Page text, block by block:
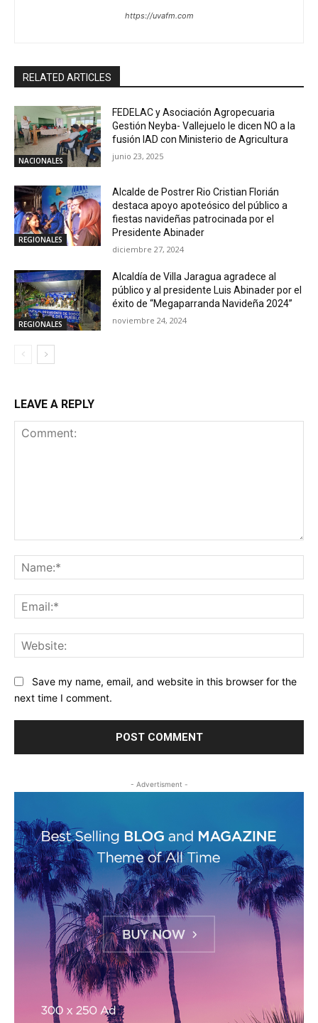
https://uvafm.com
RELATED ARTICLES
NACIONALES
FEDELAC y Asociación Agropecuaria
Gestión Neyba- Vallejuelo le dicen NO a la
fusión IAD con Ministerio de Agricultura
junio 23, 2025
REGIONALES
Alcalde de Postrer Rio Cristian Florián
destaca apoyo apoteósico del público a
fiestas navideñas patrocinada por el
Presidente Abinader
diciembre 27, 2024
REGIONALES
Alcaldía de Villa Jaragua agradece al
público y al presidente Luis Abinader por el
éxito de “Megaparranda Navideña 2024”
noviembre 24, 2024
LEAVE A REPLY
Save my name, email, and website in this browser for the
next time I comment.
- Advertisment -